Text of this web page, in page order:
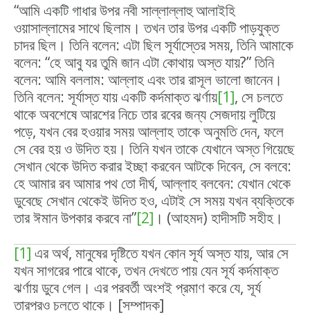
“আমি একটি গাধার উপর নবী সাল্লাল্লাহু আলাইহি
ওয়াসাল্লামের সাথে ছিলাম। তখন তার উপর একটি পাড়যুক্ত
চাদর ছিল। তিনি বলেন: এটা ছিল সূর্যাস্তের সময়, তিনি আমাকে
বলেন: “হে আবু যর তুমি জান এটা কোথায় অস্ত যায়?” তিনি
বলেন: আমি বললাম: আল্লাহ এবং তার রাসূল ভালো জানেন।
তিনি বলেন: সূর্যাস্ত যায় একটি কর্দমাক্ত ঝর্ণায়[1], সে চলতে
থাকে অবশেষে আরশের নিচে তার রবের জন্য সেজদায় লুটিয়ে
পড়ে, যখন বের হওয়ার সময় আল্লাহ তাকে অনুমতি দেন, ফলে
সে বের হয় ও উদিত হয়। তিনি যখন তাকে যেখানে অস্ত গিয়েছে
সেখান থেকে উদিত করার ইচ্ছা করবেন আটকে দিবেন, সে বলবে:
হে আমার রব আমার পথ তো দীর্ঘ, আল্লাহ বলবেন: যেখান থেকে
ডুবেছে সেখান থেকেই উদিত হও, এটাই সে সময় যখন ব্যক্তিকে
তার ঈমান উপকার করবে না”[2] । (আহমদ) হাদীসটি সহীহ।
[1] এর অর্থ, মানুষের দৃষ্টিতে যখন কোন সূর্য অস্ত যায়, আর সে
যখন সাগরের পারে থাকে, তখন দেখতে পায় যেন সূর্য কর্দমাক্ত
ঝর্ণায় ডুবে গেল। এর পরবর্তী অংশই প্রমাণ করে যে, সূর্য
তারপরও চলতে থাকে। [সম্পাদক]